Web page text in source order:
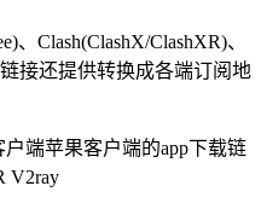
、Clash(ClashX/ClashXR)、
接还提供转换成各端订阅地
端苹果客户端的app下载链
V2ray